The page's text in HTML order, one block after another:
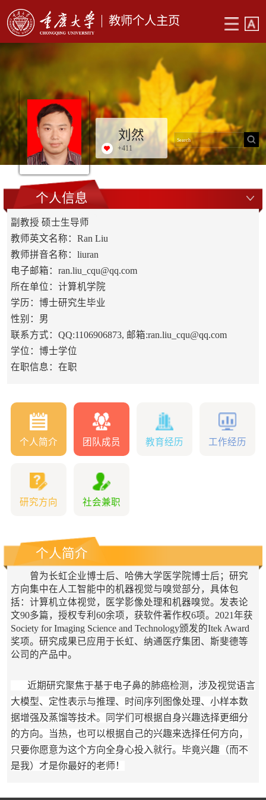
教师个人主页
刘然
+411
个人信息
副教授 硕士生导师
教师英文名称：Ran Liu
教师拼音名称：liuran
电子邮箱： ran.liu_cqu@qq.com
所在单位：计算机学院
学历：博士研究生毕业
性别：男
联系方式：QQ:1106906873, 邮箱:ran.liu_cqu@qq.com
学位：博士学位
在职信息：在职
个人简介 团队成员 教育经历 工作经历
研究方向 社会兼职
个人简介
曾为长虹企业博士后、哈佛大学医学院博士后；研究
方向集中在人工智能中的机器视觉与嗅觉部分，具体包
括：计算机立体视觉，医学影像处理和机器嗅觉。发表论
文90多篇，授权专利 60余项，获软件著作权6项。 2021年获
Society for Imaging Science and Technology颁发的Itek Award
奖项。 研究成果已应用于长虹、纳通医疗集团、斯斐德等
公司的产品中。
近期研究聚焦于基于电子鼻的肺癌检测，涉及视觉语言
大模型、定性表示与推理、时间序列图像处理、小样本数
据增强及蒸馏等技术。同学们可根据自身兴趣选择更细分
的方向。当热，也可以根据自己的兴趣来选择任何方向，
只要你愿意为这个方向全身心投入就行。毕竟兴趣（而不
是我）才是你最好的老师！